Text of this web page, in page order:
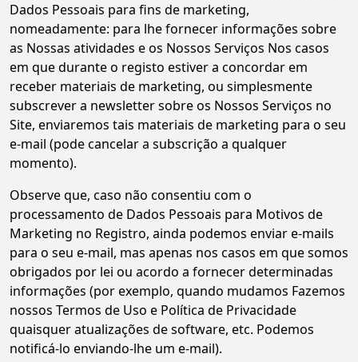
Dados Pessoais para fins de marketing,
nomeadamente: para lhe fornecer informações sobre
as Nossas atividades e os Nossos Serviços Nos casos
em que durante o registo estiver a concordar em
receber materiais de marketing, ou simplesmente
subscrever a newsletter sobre os Nossos Serviços no
Site, enviaremos tais materiais de marketing para o seu
e-mail (pode cancelar a subscrição a qualquer
momento).
Observe que, caso não consentiu com o
processamento de Dados Pessoais para Motivos de
Marketing no Registro, ainda podemos enviar e-mails
para o seu e-mail, mas apenas nos casos em que somos
obrigados por lei ou acordo a fornecer determinadas
informações (por exemplo, quando mudamos Fazemos
nossos Termos de Uso e Política de Privacidade
quaisquer atualizações de software, etc. Podemos
notificá-lo enviando-lhe um e-mail).